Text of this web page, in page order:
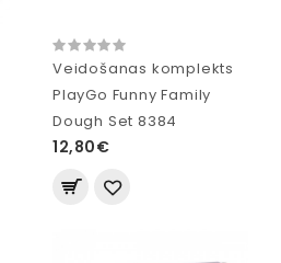
Veidošanas komplekts
PlayGo Funny Family
Dough Set 8384
12,80€